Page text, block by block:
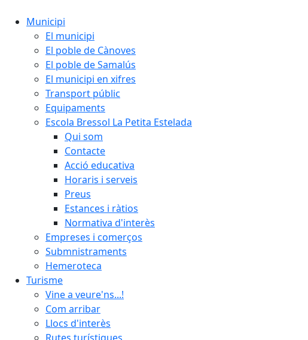
Municipi
El municipi
El poble de Cànoves
El poble de Samalús
El municipi en xifres
Transport públic
Equipaments
Escola Bressol La Petita Estelada
Qui som
Contacte
Acció educativa
Horaris i serveis
Preus
Estances i ràtios
Normativa d'interès
Empreses i comerços
Submnistraments
Hemeroteca
Turisme
Vine a veure'ns...!
Com arribar
Llocs d'interès